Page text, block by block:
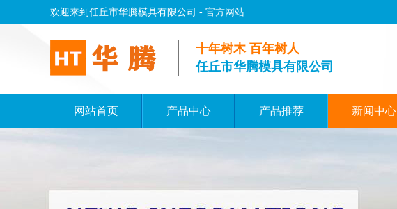
欢迎来到任丘市华腾模具有限公司 - 官方网站
十年树木 百年树人
任丘市华腾模具有限公司
网站首页 产品中心 产品推荐 新闻中心